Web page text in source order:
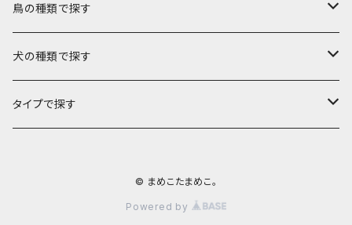
バック
トートバック
帆布ポシェット
キャリーバック
Lサイズ
ポーチ
鳥の種類で探す
文鳥
セキセイインコ
犬の種類で探す
チワワ
タイプで探す
© まめこたまめこ。
Powered by